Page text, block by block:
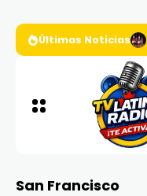
Últimas Noticias
San Francisco